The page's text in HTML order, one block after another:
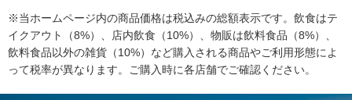
※当ホームページ内の商品価格は税込みの総額表示です。飲食はテ
イクアウト（8%）、店内飲食（10%）、物販は飲料食品（8%）、
飲料食品以外の雑貨（10%）など購入される商品やご利用形態によ
って税率が異なります。ご購入時に各店舗でご確認ください。